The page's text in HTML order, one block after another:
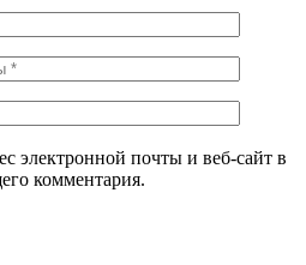
электронной почты и веб-сайт в
комментария.